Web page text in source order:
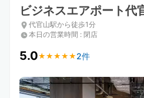
ビジネスエアポート代
代官山駅から徒歩1分
本日の営業時間 : 閉店
5.0★ ★ ★ ★ ★
★ ★ ★ ★ ★ 2件